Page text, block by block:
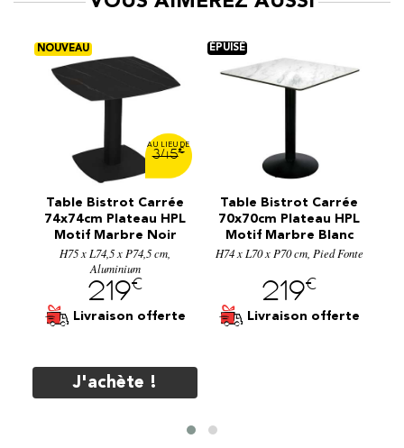
345€
Table Bistrot Carrée
74x74cm Plateau HPL
Motif Marbre Noir
H75 x L74,5 x P74,5 cm,
Aluminium
219€
Livraison offerte
J'achète !
Table Bistrot Carrée
70x70cm Plateau HPL
Motif Marbre Blanc
H74 x L70 x P70 cm, Pied Fonte
219€
Livraison offerte